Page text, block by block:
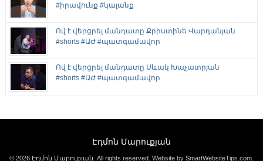
#իրավունք #կալանք
Ով է վերցրել մանդատը Քրիստինե Վարդանյան
#shorts #ԱԺ #պատգամավոր
Ով է վերցրել մանդատը Սևակ Խաչատրյան
#shorts #ԱԺ #պատգամավոր
Էդմոն Մարուքյան
© 2026 Էդմոն Մարուքյան. All rights reserved. Website by SmartWebsiteTips.com